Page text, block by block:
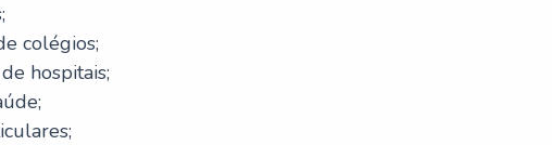
colégios;
hospitais;